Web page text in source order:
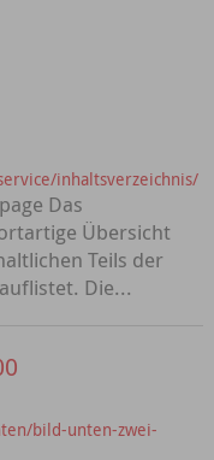
inhaltsverzeichnis/
Das
Übersicht
Teils der
Die...
bild-unten-zwei-